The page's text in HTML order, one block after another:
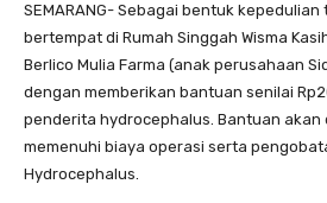
SEMARANG- Sebagai bentuk
bertempat di Rumah Singgah Wisma
Berlico Mulia Farma (anak perusahaan
dengan memberikan bantuan senilai
penderita hydrocephalus. Bantuan akan
memenuhi biaya operasi serta
Hydrocephalus.